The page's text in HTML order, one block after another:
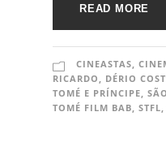
READ MORE
CINEASTAS,
RICARDO , DÉRIO
TOMÉ E PRÍNCIPE,
TOMÉ FILM BAB, STFL,